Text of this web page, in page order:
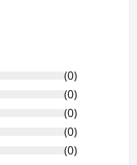
(0)
(0)
(0)
(0)
(0)